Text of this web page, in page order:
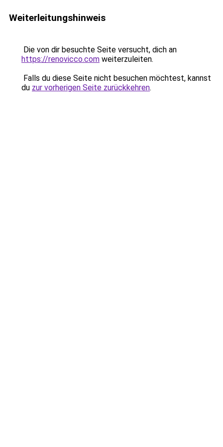
Weiterleitungshinweis
Die von dir besuchte Seite versucht, dich an
https://renovicco.com weiterzuleiten.
Falls du diese Seite nicht besuchen möchtest, kannst
du zur vorherigen Seite zurückkehren.